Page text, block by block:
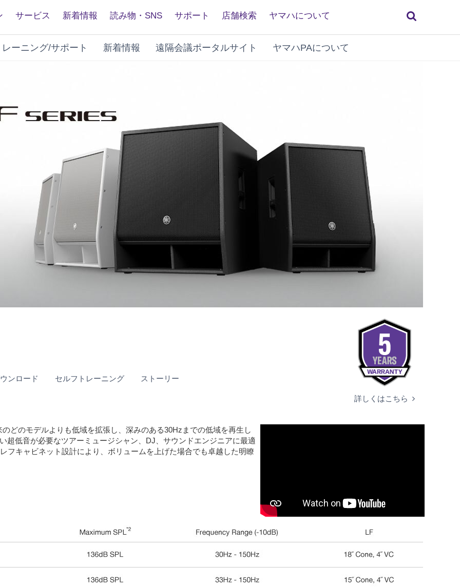
サービス 新着情報 読み物・SNS サポート 店舗検索 ヤマハについて
ーニング/サポート 新着情報 遠隔会議ポータルサイト ヤマハPAについて
ンロード セルフトレーニング ストーリー
詳しくはこちら
どのモデルよりも低域を拡張し、深みのある30Hzまでの低域を再生し
超低音が必要なツアーミュージシャン、DJ、サウンドエンジニアに最適
フキャビネット設計により、ボリュームを上げた場合でも卓越した明瞭